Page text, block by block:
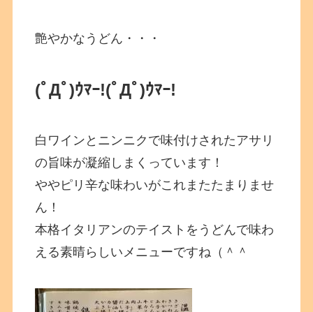
艶やかなうどん・・・
(ﾟДﾟ)ｳﾏｰ!(ﾟДﾟ)ｳﾏｰ!
白ワインとニンニクで味付けされたアサリ
の旨味が凝縮しまくっています！
ややピリ辛な味わいがこれまたたまりませ
ん！
本格イタリアンのテイストをうどんで味わ
える素晴らしいメニューですね（＾＾